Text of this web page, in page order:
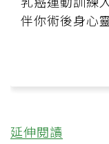
伴你術後身心
延伸閱讀